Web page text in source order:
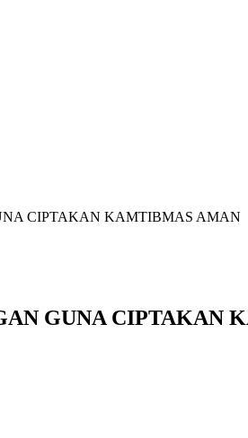
CIPTAKAN KAMTIBMAS AMAN
GUNA CIPTAKAN